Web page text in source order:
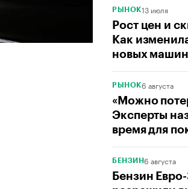
РЫНОК13 июля
Рост цен и
Как
новых
РЫНОК6 августа
«Можно
Эксперты
время для
БЕНЗИН6 августа
Бензин